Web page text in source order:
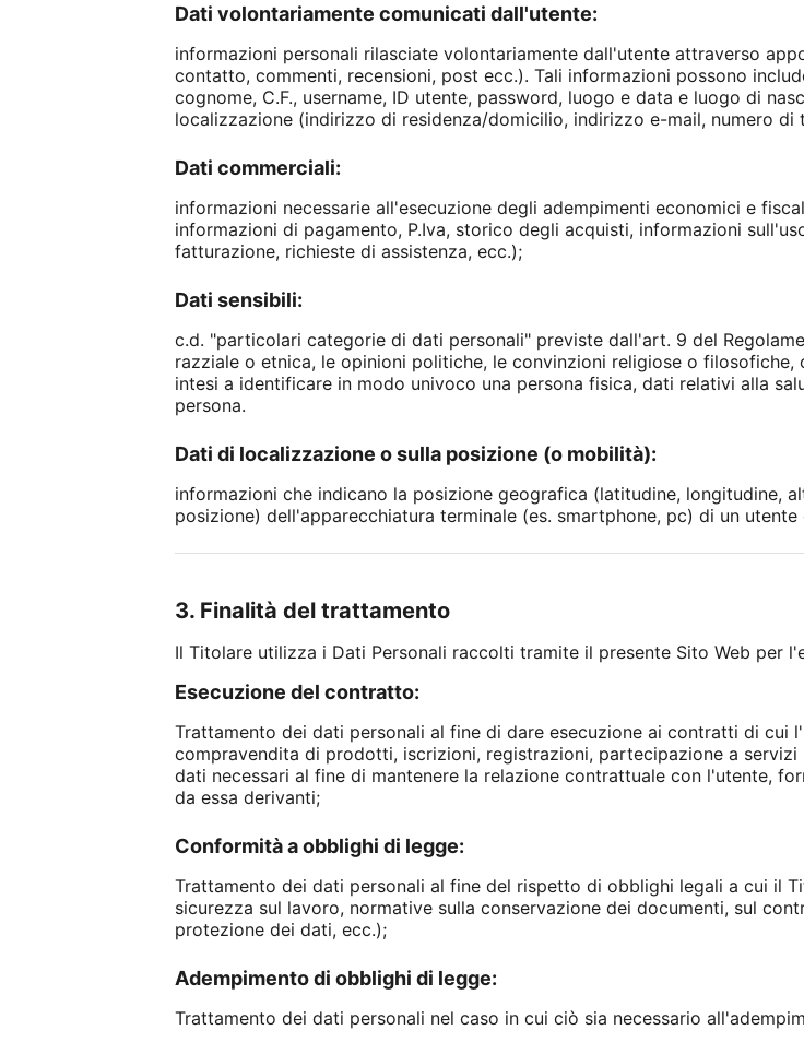
Dati volontariamente comunicati dall'utente:
informazioni personali rilasciate volontariamente dall'utente attraverso
contatto, commenti, recensioni, post ecc.). Tali informazioni possono
cognome, C.F., username, ID utente, password, luogo e data e luogo di
localizzazione (indirizzo di residenza/domicilio, indirizzo e-mail, numero
Dati commerciali:
informazioni necessarie all'esecuzione degli adempimenti economici e
informazioni di pagamento, P.Iva, storico degli acquisti, informazioni
fatturazione, richieste di assistenza, ecc.);
Dati sensibili:
c.d. "particolari categorie di dati personali" previste dall'art. 9 del
razziale o etnica, le opinioni politiche, le convinzioni religiose o
intesi a identificare in modo univoco una persona fisica, dati relativi alla
persona.
Dati di localizzazione o sulla posizione (o mobilità):
informazioni che indicano la posizione geografica (latitudine, longitudine,
posizione) dell'apparecchiatura terminale (es. smartphone, pc) di un
3. Finalità del trattamento
Il Titolare utilizza i Dati Personali raccolti tramite il presente Sito Web per
Esecuzione del contratto:
Trattamento dei dati personali al fine di dare esecuzione ai contratti di
compravendita di prodotti, iscrizioni, registrazioni, partecipazione a
dati necessari al fine di mantenere la relazione contrattuale con l'utente,
da essa derivanti;
Conformità a obblighi di legge:
Trattamento dei dati personali al fine del rispetto di obblighi legali a cui il
sicurezza sul lavoro, normative sulla conservazione dei documenti, sul
protezione dei dati, ecc.);
Adempimento di obblighi di legge:
Trattamento dei dati personali nel caso in cui ciò sia necessario